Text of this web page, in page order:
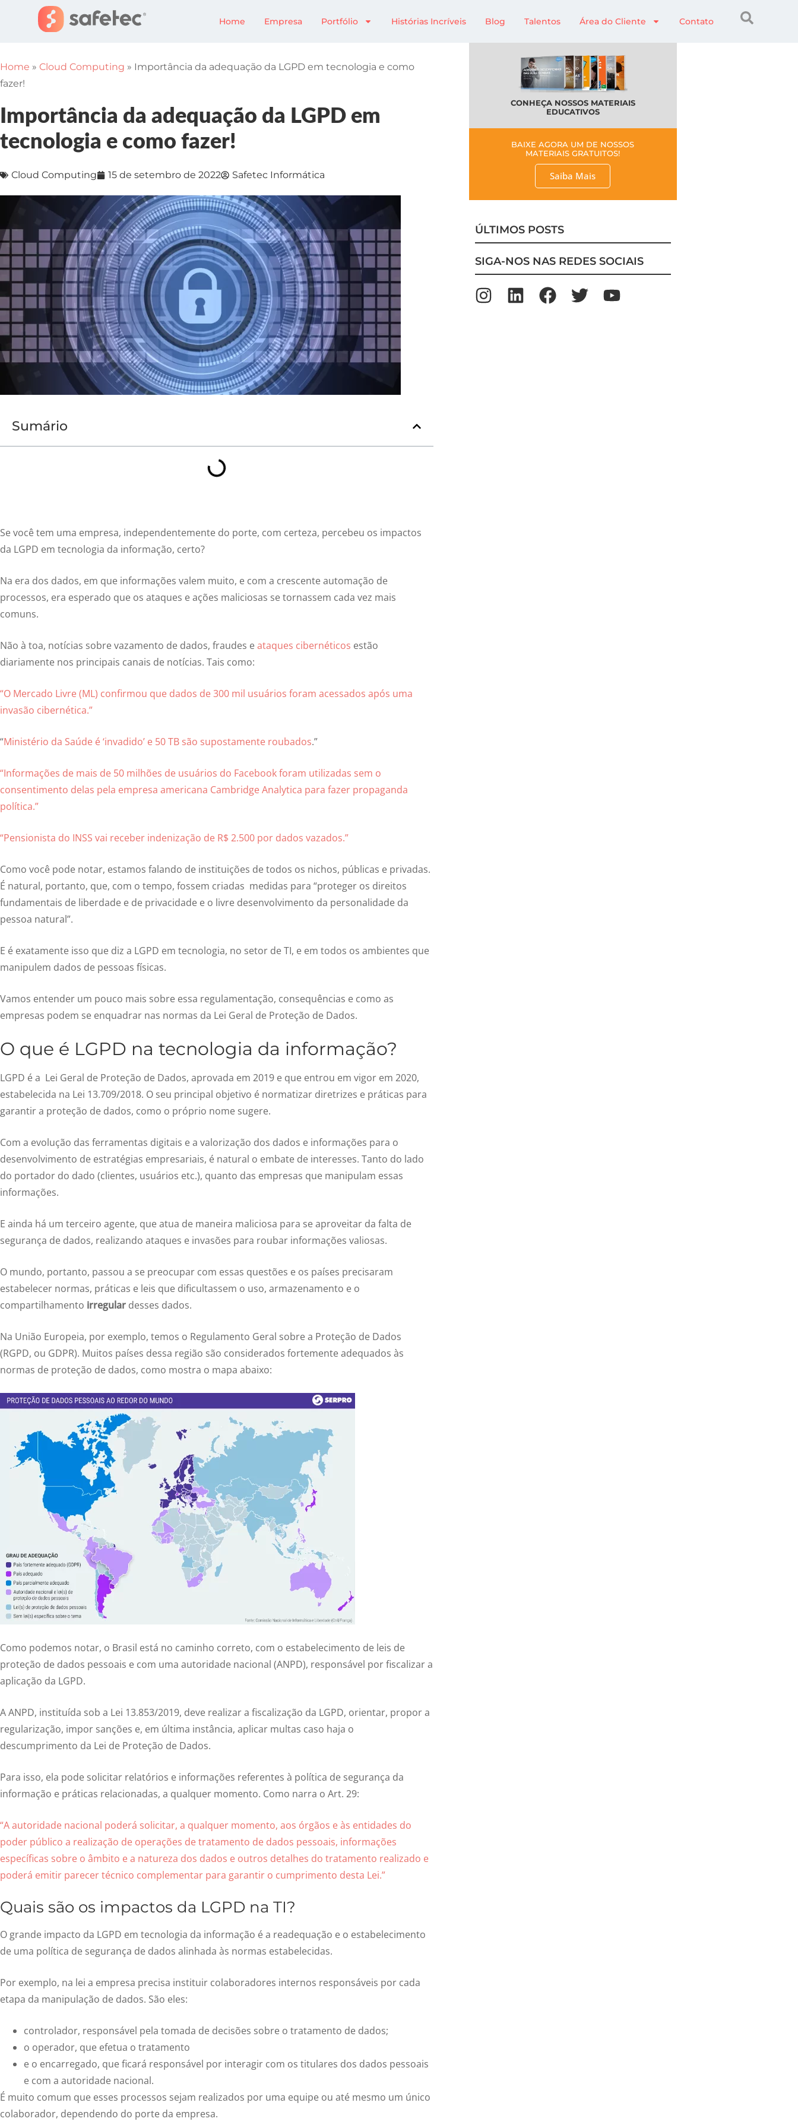
Home Empresa Portfólio Histórias Incríveis Blog Talentos Área do Cliente Contato
Home » Cloud Computing » Importância da adequação da LGPD em tecnologia e como
fazer!
Importância da adequação da LGPD em
tecnologia e como fazer!
Cloud Computing 15 de setembro de 2022 Safetec Informática
Sumário
Se você tem uma empresa, independentemente do porte, com certeza, percebeu os impactos
da LGPD em tecnologia da informação, certo?
Na era dos dados, em que informações valem muito, e com a crescente automação de
processos, era esperado que os ataques e ações maliciosas se tornassem cada vez mais
comuns.
Não à toa, notícias sobre vazamento de dados, fraudes eataques cibernéticos estão
diariamente nos principais canais de notícias. Tais como:
“O Mercado Livre (ML) confirmou que dados de 300 mil usuários foram acessados após uma
invasão cibernética.”
“Ministério da Saúde é ‘invadido’ e 50 TB são supostamente roubados.”
“Informações de mais de 50 milhões de usuários do Facebook foram utilizadas sem o
consentimento delas pela empresa americana Cambridge Analytica para fazer propaganda
política.”
“Pensionista do INSS vai receber indenização de R$ 2.500 por dados vazados.”
Como você pode notar, estamos falando de instituições de todos os nichos, públicas e privadas.
É natural, portanto, que, com o tempo, fossem criadas medidas para “proteger os direitos
fundamentais de liberdade e de privacidade e o livre desenvolvimento da personalidade da
pessoa natural”.
E é exatamente isso que diz a LGPD em tecnologia, no setor de TI, e em todos os ambientes que
manipulem dados de pessoas físicas.
Vamos entender um pouco mais sobre essa regulamentação, consequências e como as
empresas podem se enquadrar nas normas da Lei Geral de Proteção de Dados.
O que é LGPD na tecnologia da informação?
LGPD é a Lei Geral de Proteção de Dados, aprovada em 2019 e que entrou em vigor em 2020,
estabelecida na Lei 13.709/2018. O seu principal objetivo é normatizar diretrizes e práticas para
garantir a proteção de dados, como o próprio nome sugere.
Com a evolução das ferramentas digitais e a valorização dos dados e informações para o
desenvolvimento de estratégias empresariais, é natural o embate de interesses. Tanto do lado
do portador do dado (clientes, usuários etc.), quanto das empresas que manipulam essas
informações.
E ainda há um terceiro agente, que atua de maneira maliciosa para se aproveitar da falta de
segurança de dados, realizando ataques e invasões para roubar informações valiosas.
O mundo, portanto, passou a se preocupar com essas questões e os países precisaram
estabelecer normas, práticas e leis que dificultassem o uso, armazenamento e o
compartilhamento irregular desses dados.
Na União Europeia, por exemplo, temos o Regulamento Geral sobre a Proteção de Dados
(RGPD, ou GDPR). Muitos países dessa região são considerados fortemente adequados às
normas de proteção de dados, como mostra o mapa abaixo:
Como podemos notar, o Brasil está no caminho correto, com o estabelecimento de leis de
proteção de dados pessoais e com uma autoridade nacional (ANPD), responsável por fiscalizar a
aplicação da LGPD.
A ANPD, instituída sob a Lei 13.853/2019, deve realizar a fiscalização da LGPD, orientar, propor a
regularização, impor sanções e, em última instância, aplicar multas caso haja o
descumprimento da Lei de Proteção de Dados.
Para isso, ela pode solicitar relatórios e informações referentes à política de segurança da
informação e práticas relacionadas, a qualquer momento. Como narra o Art. 29:
“A autoridade nacional poderá solicitar, a qualquer momento, aos órgãos e às entidades do
poder público a realização de operações de tratamento de dados pessoais, informações
específicas sobre o âmbito e a natureza dos dados e outros detalhes do tratamento realizado e
poderá emitir parecer técnico complementar para garantir o cumprimento desta Lei.”
Quais são os impactos da LGPD na TI?
O grande impacto da LGPD em tecnologia da informação é a readequação e o estabelecimento
de uma política de segurança de dados alinhada às normas estabelecidas.
Por exemplo, na lei a empresa precisa instituir colaboradores internos responsáveis por cada
etapa da manipulação de dados. São eles:
controlador, responsável pela tomada de decisões sobre o tratamento de dados;
o operador, que efetua o tratamento
e o encarregado, que ficará responsável por interagir com os titulares dos dados pessoais
e com a autoridade nacional.
É muito comum que esses processos sejam realizados por uma equipe ou até mesmo um único
colaborador, dependendo do porte da empresa.
CONHEÇA NOSSOS MATERIAIS
EDUCATIVOS
BAIXE AGORA UM DE NOSSOS
MATERIAIS GRATUITOS!
Saiba Mais
ÚLTIMOS POSTS
SIGA-NOS NAS REDES SOCIAIS